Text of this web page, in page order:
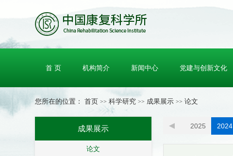
首 页 机构简介 新闻中心 党建与创新文化
您所在的位置： 首页 >> 科学研究 >> 成果展示 >> 论文
成果展示
论文
2025 2024